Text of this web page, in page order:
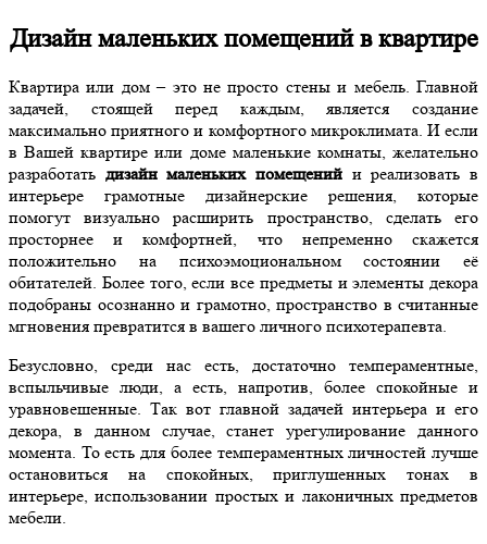
Дизайн маленьких помещений в квартире
Квартира или дом – это не просто стены и мебель. Главной
задачей, стоящей перед каждым, является создание
максимально приятного и комфортного микроклимата. И если
в Вашей квартире или доме маленькие комнаты, желательно
разработать дизайн маленьких помещений и реализовать в
интерьере грамотные дизайнерские решения, которые
помогут визуально расширить пространство, сделать его
просторнее и комфортней, что непременно скажется
положительно на психоэмоциональном состоянии её
обитателей. Более того, если все предметы и элементы декора
подобраны осознанно и грамотно, пространство в считанные
мгновения превратится в вашего личного психотерапевта.
Безусловно, среди нас есть, достаточно темпераментные,
вспыльчивые люди, а есть, напротив, более спокойные и
уравновешенные. Так вот главной задачей интерьера и его
декора, в данном случае, станет урегулирование данного
момента. То есть для более темпераментных личностей лучше
остановиться на спокойных, приглушенных тонах в
интерьере, использовании простых и лаконичных предметов
мебели.